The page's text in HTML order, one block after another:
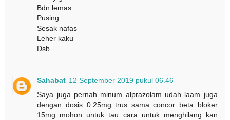
Bdn lemas
Pusing
Sesak nafas
Leher kaku
Dsb
Sahabat 12 September 2019 pukul 06.46
Saya juga pernah minum alprazolam udah laam juga
dengan dosis 0.25mg trus sama concor beta bloker
15mg mohon untuk tau cara untuk menghilang kan